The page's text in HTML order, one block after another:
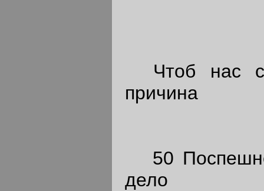
Чтоб нас
причина
50
дело